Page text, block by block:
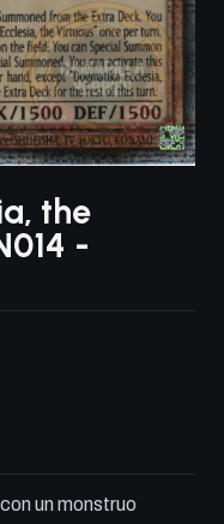
the
-
un monstruo